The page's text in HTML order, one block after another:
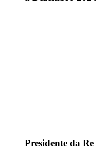
Presidente da Re